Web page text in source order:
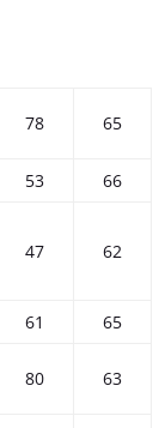
78 65
53
66
47 62
61 65
80 63